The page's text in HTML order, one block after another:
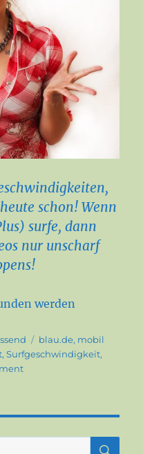
schon! Wenn
surfe, dann
nur unscharf
werden
Tags
blau.de, mobil
,Surfgeschwindigkeit,
on